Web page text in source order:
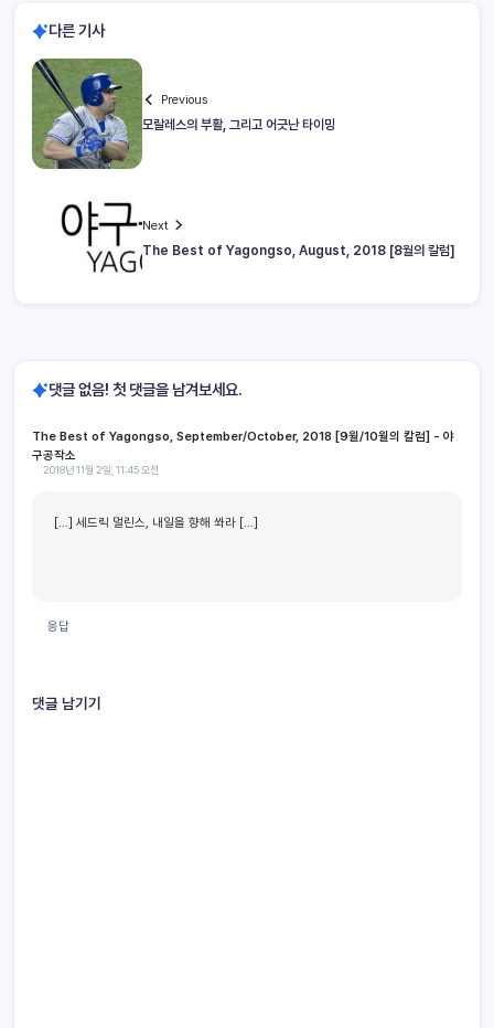
다른 기사
Previous
모랄레스의 부활, 그리고 어긋난 타이밍
Next
The Best of Yagongso, August, 2018 [8월의 칼럼]
댓글 없음! 첫 댓글을 남겨보세요.
The Best of Yagongso, September/October, 2018 [9월/10월의 칼럼] - 야
구공작소
2018년 11월 2일, 11:45 오전
[…] 세드릭 멀린스, 내일을 향해 쏴라 […]
응답
댓글 남기기